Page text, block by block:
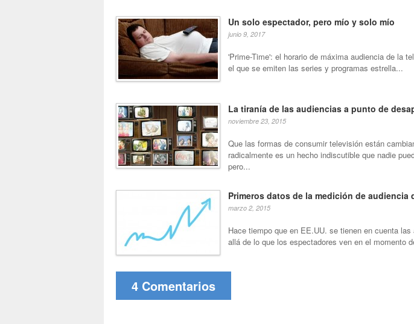
Un solo espectador, pero mío y solo mío
junio 9, 2017
'Prime-Time': el horario de máxima audiencia de la
el que se emiten las series y programas estrella...
La tiranía de las audiencias a punto de
noviembre 23, 2015
Que las formas de consumir televisión están
radicalmente es un hecho indiscutible que nadie
pero...
Primeros datos de la medición de audiencia
marzo 2, 2015
Hace tiempo que en EE.UU. se tienen en cuenta las
allá de lo que los espectadores ven en el momento
4 Comentarios